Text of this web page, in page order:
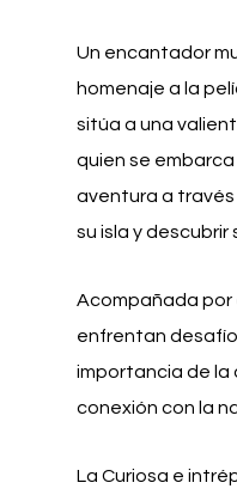
Un encantador
homenaje a la
sitúa a una
quien se
aventura a
su isla y descubrir
Acompañada por
enfrentan
importancia de la
conexión con la
La Curiosa e